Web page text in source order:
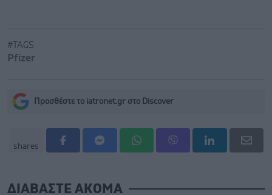
#TAGS
Pfizer
Προσθέστε το iatronet.gr στο Discover
shares
ΔΙΑΒΑΣΤΕ ΑΚΟΜΑ